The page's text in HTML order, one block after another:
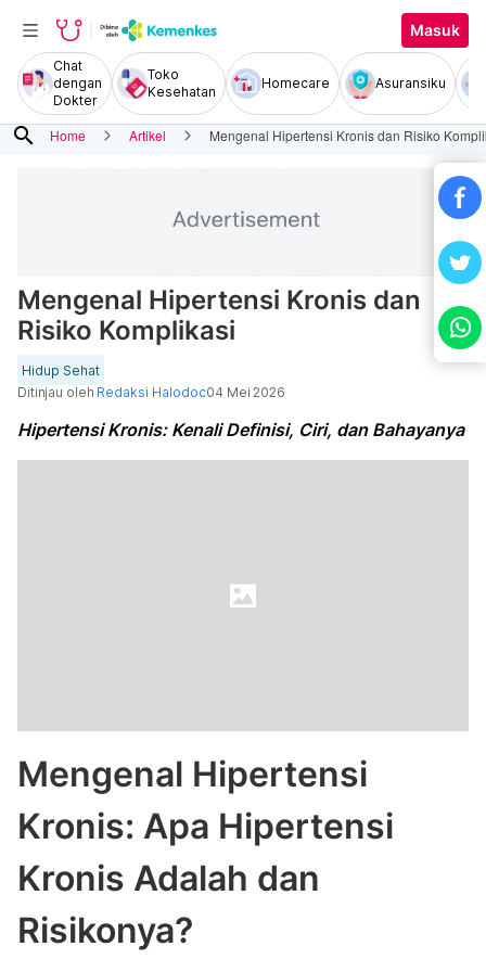
Masuk
Chat
dengan
Dokter
Toko
Kesehatan
Homecare Asuransiku
search Home Artikel Mengenal Hipertensi Kronis dan Risiko
Mengenal Hipertensi Kronis dan
Risiko Komplikasi
Hidup Sehat
Ditinjau oleh Redaksi Halodoc04 Mei 2026
Hipertensi Kronis: Kenali Definisi, Ciri, dan Bahayanya
Mengenal Hipertensi
Kronis: Apa Hipertensi
Kronis Adalah dan
Risikonya?